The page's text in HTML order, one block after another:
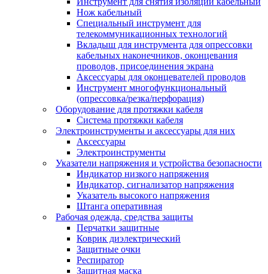
Нож кабельный
Специальный инструмент для
телекоммуникационных технологий
Вкладыш для инструмента для опрессовки
кабельных наконечников, оконцевания
проводов, присоединения экрана
Аксессуары для оконцевателей проводов
Инструмент многофункциональный
(опрессовка/резка/перфорация)
Оборудование для протяжки кабеля
Система протяжки кабеля
Электроинструменты и аксессуары для них
Аксессуары
Электроинструменты
Указатели напряжения и устройства безопасности
Индикатор низкого напряжения
Индикатор, сигнализатор напряжения
Указатель высокого напряжения
Штанга оперативная
Рабочая одежда, средства защиты
Перчатки защитные
Коврик диэлектрический
Защитные очки
Респиратор
Защитная маска